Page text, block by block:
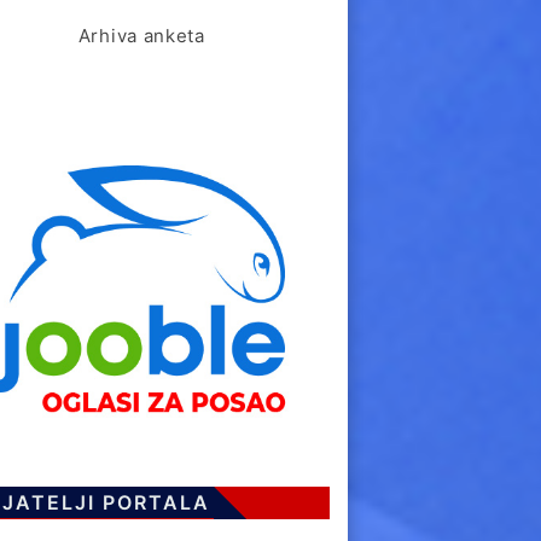
Arhiva anketa
PORTALA